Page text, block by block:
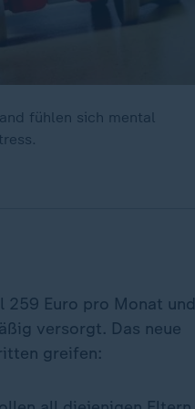
fühlen sich mental
259 Euro pro Monat und
versorgt. Das neue
greifen: